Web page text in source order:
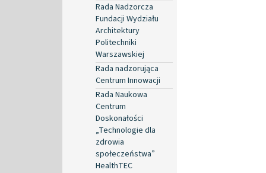
Rada Nadzorcza
Fundacji Wydziału
Architektury
Politechniki
Warszawskiej
Rada nadzorująca
Centrum Innowacji
Rada Naukowa
Centrum
Doskonałości
„Technologie dla
zdrowia
społeczeństwa”
HealthTEC